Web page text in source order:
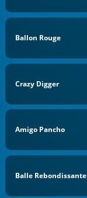
Ballon Rouge
Crazy Digger
Amigo Pancho
Balle Rebondissante